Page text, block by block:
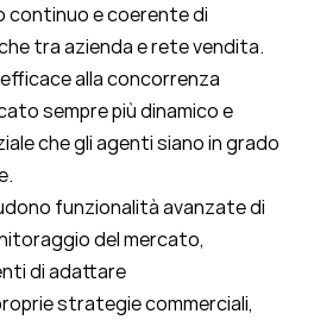
continuo e coerente di
tra azienda e rete vendita.
alla concorrenza
sempre più dinamico e
che gli agenti siano in grado
funzionalità avanzate di
del mercato,
di adattare
strategie commerciali,